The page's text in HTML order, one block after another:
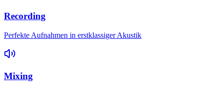
Recording
Perfekte Aufnahmen in erstklassiger Akustik
Mixing